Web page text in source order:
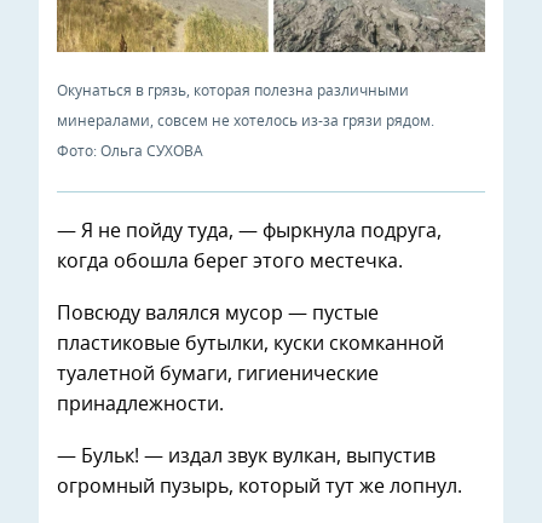
Окунаться в грязь, которая полезна различными
минералами, совсем не хотелось из-за грязи рядом.
Фото: Ольга СУХОВА
— Я не пойду туда, — фыркнула подруга,
когда обошла берег этого местечка.
Повсюду валялся мусор — пустые
пластиковые бутылки, куски скомканной
туалетной бумаги, гигиенические
принадлежности.
— Бульк! — издал звук вулкан, выпустив
огромный пузырь, который тут же лопнул.